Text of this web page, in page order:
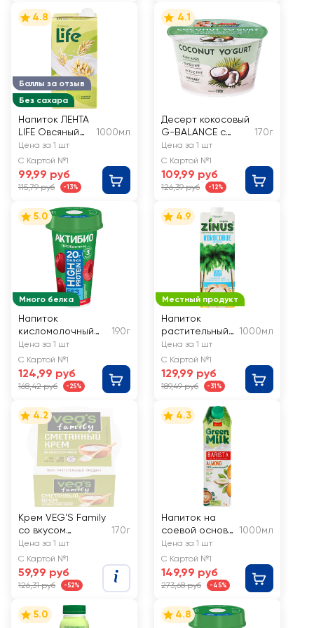
Баллы за отзыв
Без сахара
4.8
Напиток ЛЕНТА
LIFE Овсяный
оригинальный
1000мл
Цена за 1 шт
С Картой №1
99,99 руб
115,79 руб -13%
4.1
Десерт кокосовый
G-BALANCE с
йогуртовой
закваской
170г
Цена за 1 шт
С Картой №1
109,99 руб
126,39 руб -12%
Много белка
5.0
Напиток
кисломолочный
АКТИБИО
высокобелковый
безлактозный со
вкусом вишни, 20г
белка, без сахара
1,5%, без змж
190г
Цена за 1 шт
С Картой №1
124,99 руб
168,42 руб -25%
Местный продукт
4.9
Напиток
растительный
ZINUS VEGAN
Кокосовый
1000мл
Цена за 1 шт
С Картой №1
129,99 руб
189,49 руб -31%
4.2
Крем VEG'S Family
со вкусом
сметаны на
основе
кокосового масла
170г
Цена за 1 шт
С Картой №1
59,99 руб
126,31 руб -52%
4.3
Напиток на
соевой основе
GREEN MILK
Barista
Миндальный
1000мл
Цена за 1 шт
С Картой №1
149,99 руб
273,68 руб -45%
5.0 4.8